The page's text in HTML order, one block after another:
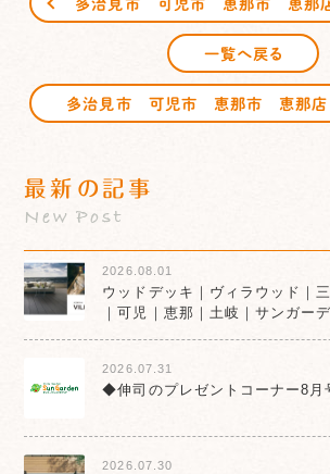
一覧へ戻る
最新の記事
New Post
2026.08.01
ウッドデッキ｜ヴィラウッド｜
｜可児｜恵那｜土岐｜サンガー
2026.07.31
◆伸司のプレゼントコーナー8
2026.07.30